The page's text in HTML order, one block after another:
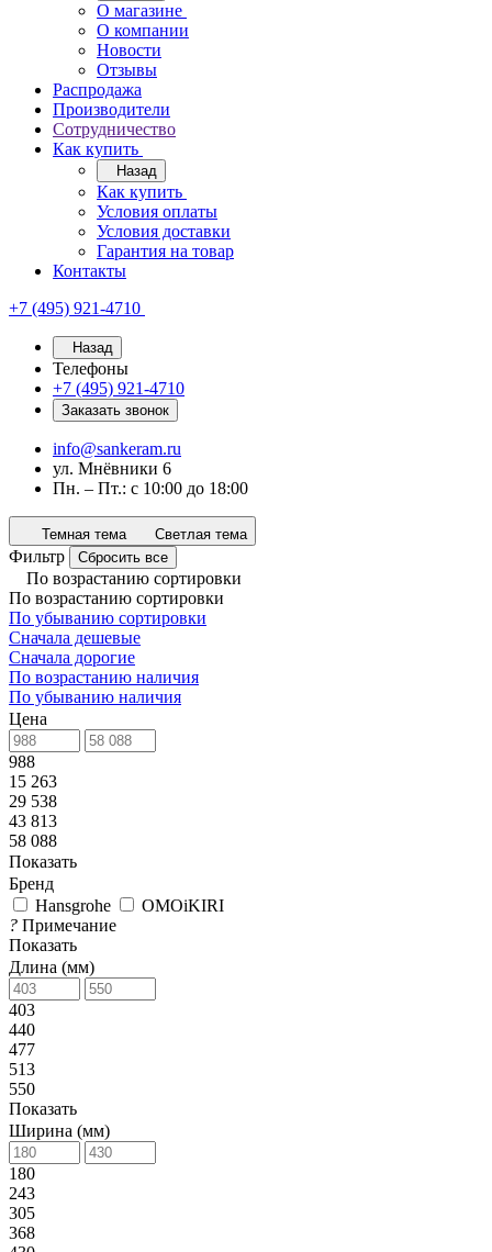
О магазине
О компании
Новости
Отзывы
Распродажа
Производители
Сотрудничество
Как купить
Назад
Как купить
Условия оплаты
Условия доставки
Гарантия на товар
Контакты
+7 (495) 921-4710
Назад
Телефоны
+7 (495) 921-4710
Заказать звонок
info@sankeram.ru
ул. Мнёвники 6
Пн. – Пт.: с 10:00 до 18:00
Темная тема Светлая тема
Фильтр Сбросить все
По возрастанию сортировки
По возрастанию сортировки
По убыванию сортировки
Сначала дешевые
Сначала дорогие
По возрастанию наличия
По убыванию наличия
Цена
988
15 263
29 538
43 813
58 088
Показать
Бренд
Hansgrohe
OMOiKIRI
? Примечание
Показать
Длина (мм)
403
440
477
513
550
Показать
Ширина (мм)
180
243
305
368